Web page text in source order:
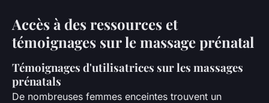
Accès à des ressources et
témoignages sur le massage prénatal
Témoignages d'utilisatrices sur les massages
prénatals
De nombreuses femmes enceintes trouvent un